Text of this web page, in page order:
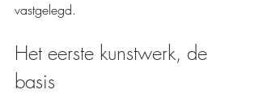
vastgelegd.
Het eerste kunstwerk, de
basis